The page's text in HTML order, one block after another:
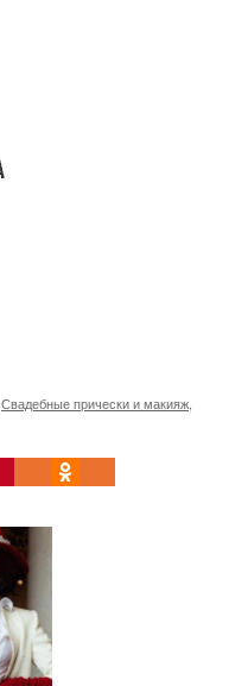
Свадебные прически и макияж